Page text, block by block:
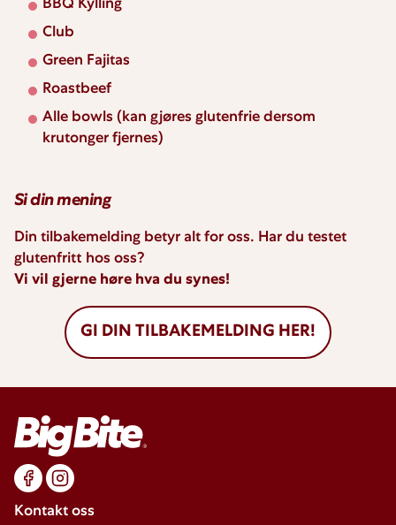
GI DIN TILBAKEMELDING HER!
BBQ Kylling
Club
Green Fajitas
Roastbeef
Alle bowls (kan gjøres glutenfrie dersom
krutonger fjernes)
Si din mening
Din tilbakemelding betyr alt for oss. Har du testet
glutenfritt hos oss?
Vi vil gjerne høre hva du synes!
Kontakt oss